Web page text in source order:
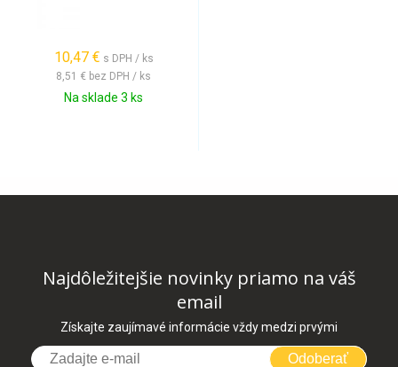
10,47 € s DPH / ks
8,51 € bez DPH / ks
Na sklade 3 ks
Najdôležitejšie novinky priamo na váš
email
Získajte zaujímavé informácie vždy medzi prvými
Odoberať